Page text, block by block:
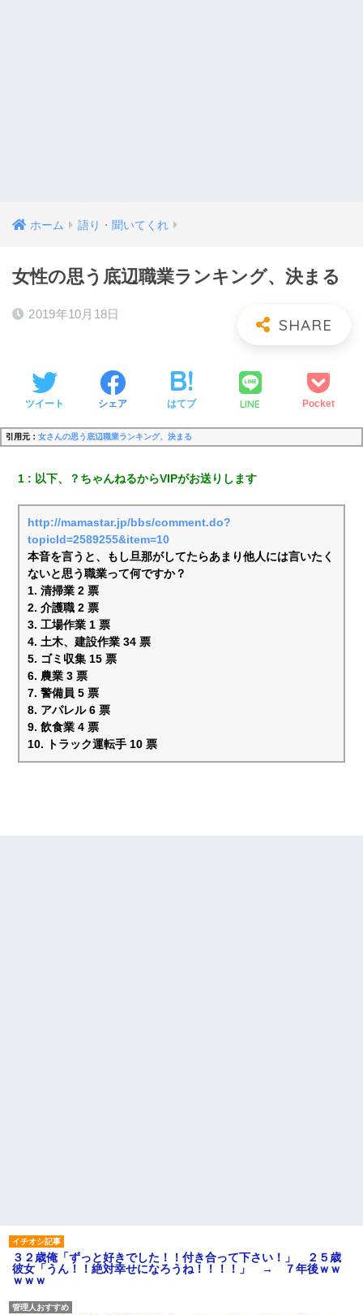
ホーム 語り・聞いてくれ
女性の思う底辺職業ランキング、決まる
2019年10月18日
ツイート シェア はてブ LINE Pocket
引用元： 女さんの思う底辺職業ランキング、決まる
1 以下、？ちゃんねるからVIPがお送りします
http://mamastar.jp/bbs/comment.do?
topicId=2589255&item=10
本音を言うと、もし旦那がしてたらあまり他人には言いたく
ないと思う職業って何ですか？
1. 清掃業 2 票
2. 介護職 2 票
3. 工場作業 1 票
4. 土木、建設作業 34 票
5. ゴミ収集 15 票
6. 農業 3 票
7. 警備員 5 票
8. アパレル 6 票
9. 飲食業 4 票
10. トラック運転手 10 票
３２歳俺「ずっと好きでした！！付き合って下さい！」 ２５歳
彼女「うん！！絶対幸せになろうね！！！！」 → ７年後ｗｗ
ｗｗｗ